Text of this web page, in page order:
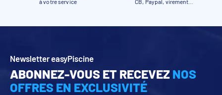
à votre service CB, Paypal, virement…
Newsletter easyPiscine
ABONNEZ-VOUS ET RECEVEZ NOS
OFFRES EN EXCLUSIVITÉ